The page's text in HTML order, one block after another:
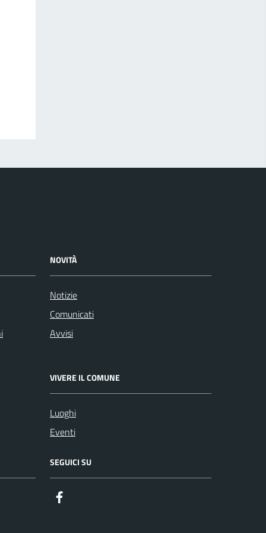
NOVITÀ
Notizie
Comunicati
Avvisi
VIVERE IL COMUNE
Luoghi
Eventi
SEGUICI SU